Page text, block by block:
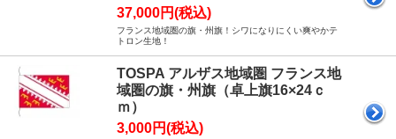
37,000円(税込)
フランス地域圏の旗・州旗！シワになりにくい爽やかテ
トロン生地！
TOSPA アルザス地域圏 フランス地
域圏の旗・州旗（卓上旗16×24ｃ
ｍ）
3,000円(税込)